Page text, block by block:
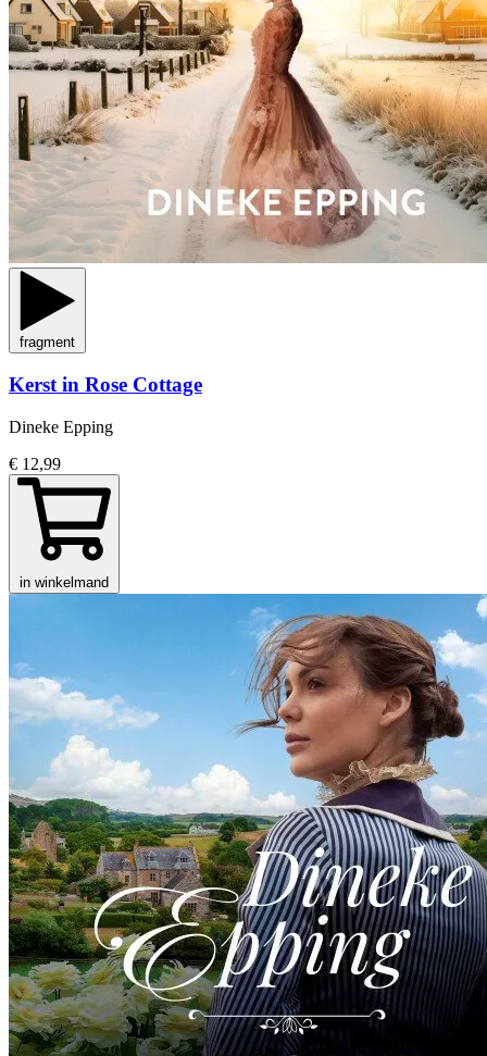
fragment
Kerst in Rose Cottage
Dineke Epping
€ 12,99
in winkelmand